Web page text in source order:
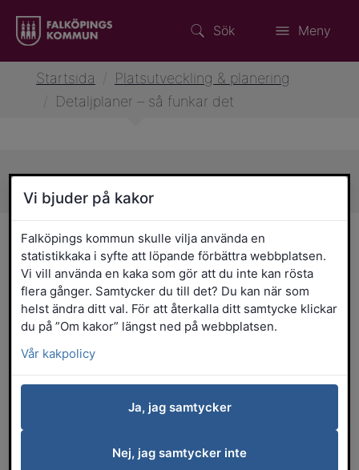
Sök Meny
Startsida
Platsutveckling & planering
Detaljplaner – så funkar det
Sidans innehåll
Detaljplaner – så funkar det
Detaljplaner används för att bestämma
hur mark och vatten ska användas. I
detaljplanen står det exempelvis var på
en fastighet byggnation får ske, vilka
och hur stora de får vara. På den här
sidan berättar vi om hur arbetet med att
Vi bjuder på kakor
Falköpings kommun skulle vilja använda en
statistikkaka i syfte att löpande förbättra webbplatsen.
Vi vill använda en kaka som gör att du inte kan rösta
flera gånger. Samtycker du till det? Du kan när som
helst ändra ditt val. För att återkalla ditt samtycke klickar
du på ”Om kakor” längst ned på webbplatsen.
Vår kakpolicy
Ja, jag samtycker
Nej, jag samtycker inte